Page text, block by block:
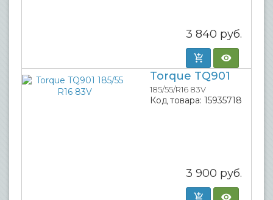
3 840 руб.
Torque TQ901
185/55/R16 83V
Код товара: 15935718
3 900 руб.